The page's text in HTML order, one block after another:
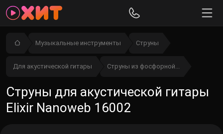
Музыкальные инструменты Струны
Для акустической гитары Струны из фосфорной...
Струны для акустической гитары
Elixir Nanoweb 16002